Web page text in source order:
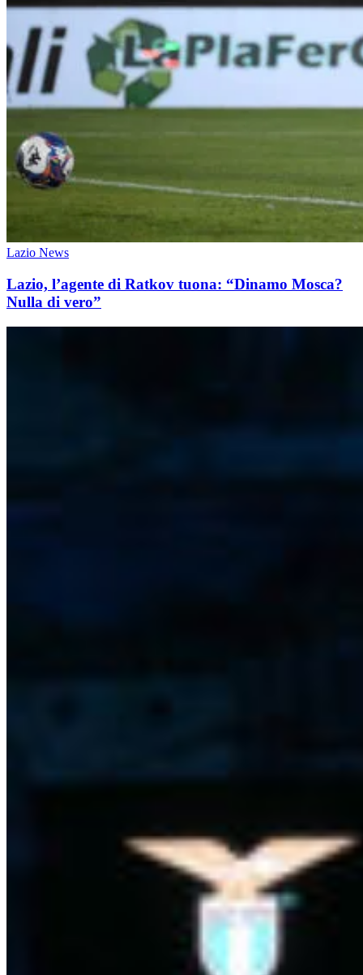
Lazio News
Lazio, l’agente di Ratkov tuona: “Dinamo Mosca?
Nulla di vero”